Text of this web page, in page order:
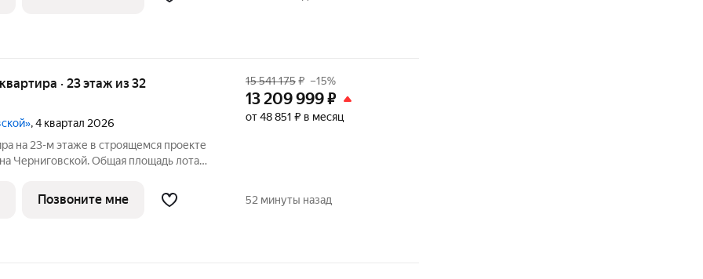
· 23 этаж из 32
, 4 квартал 2026
на 23-м этаже в строящемся проекте
Черниговской. Общая площадь лота
зону. Номер квартиры - 200.
15 541 175₽ –15%
13 209 999₽
от 48 851 ₽ в месяц
Позвоните мне 52 минуты назад